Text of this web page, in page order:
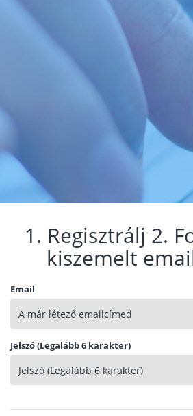
1. Regisztrálj 2.
kiszemelt
Email
Jelszó (Legalább 6 karakter)